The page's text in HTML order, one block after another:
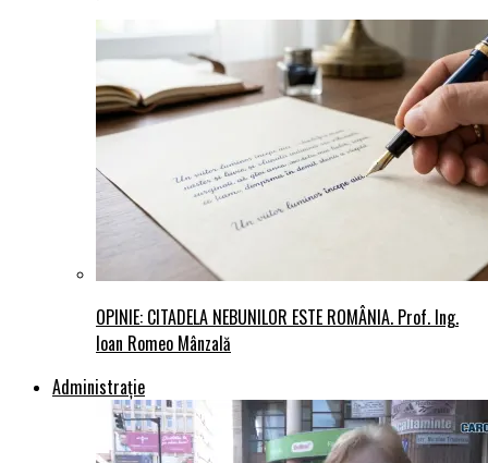
OPINIE: CITADELA NEBUNILOR ESTE ROMÂNIA. Prof. Ing.
Ioan Romeo Mânzală
Administraţie